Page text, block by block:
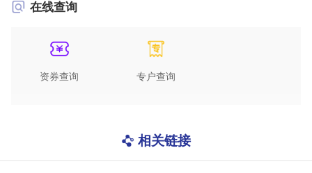
在线查询
资券查询 专户查询
相关链接